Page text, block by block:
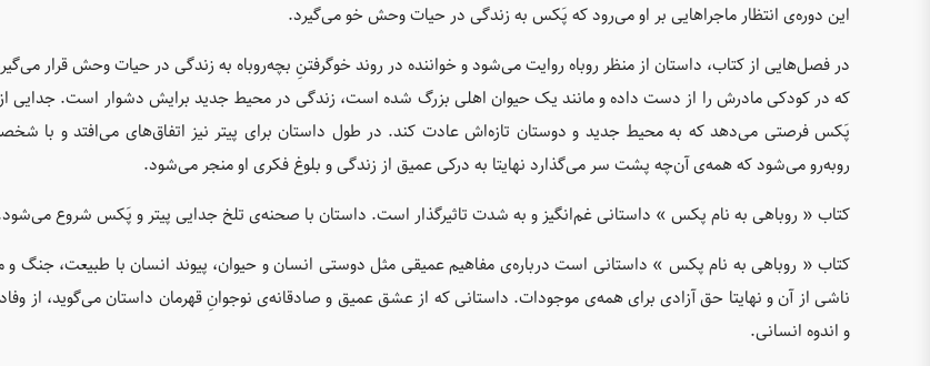
این دوره‌ی انتظار ماجراهایی بر او می‌رود که پَکس به زندگی در حیات وحش خو می‌گیرد.
در فصل‌هایی از کتاب، داستان از منظر روباه روایت می‌شود و خواننده در روند خوگرفتنِ بچه‌روباه به زندگی در حیات وحش قرار
که در کودکی مادرش را از دست داده و مانند یک حیوان اهلی بزرگ شده است، زندگی در محیط جدید برایش دشوار است. جدایی از
پَکس فرصتی می‌دهد که به محیط جدید و دوستان تازه‌اش عادت کند. در طول داستان برای پیتر نیز اتفاق‌های می‌افتد و با
روبه‌رو می‌شود که همه‌ی آن‌چه پشت سر می‌گذارد نهایتا به درکی عمیق از زندگی و بلوغ فکری او منجر می‌شود.
کتاب « روباهی به نام پکس » داستانی غم‌انگیز و به شدت تاثیرگذار است. داستان با صحنه‌ی تلخ جدایی پیتر و پَکس شروع
کتاب « روباهی به نام پکس » داستانی است درباره‌ی مفاهیم عمیقی مثل دوستی انسان و حیوان، پیوند انسان با طبیعت، جنگ
ناشی از آن و نهایتا حق آزادی برای همه‌ی موجودات. داستانی که از عشق عمیق و صادقانه‌ی نوجوانِ قهرمان داستان می‌گوید، از
و اندوه انسانی.